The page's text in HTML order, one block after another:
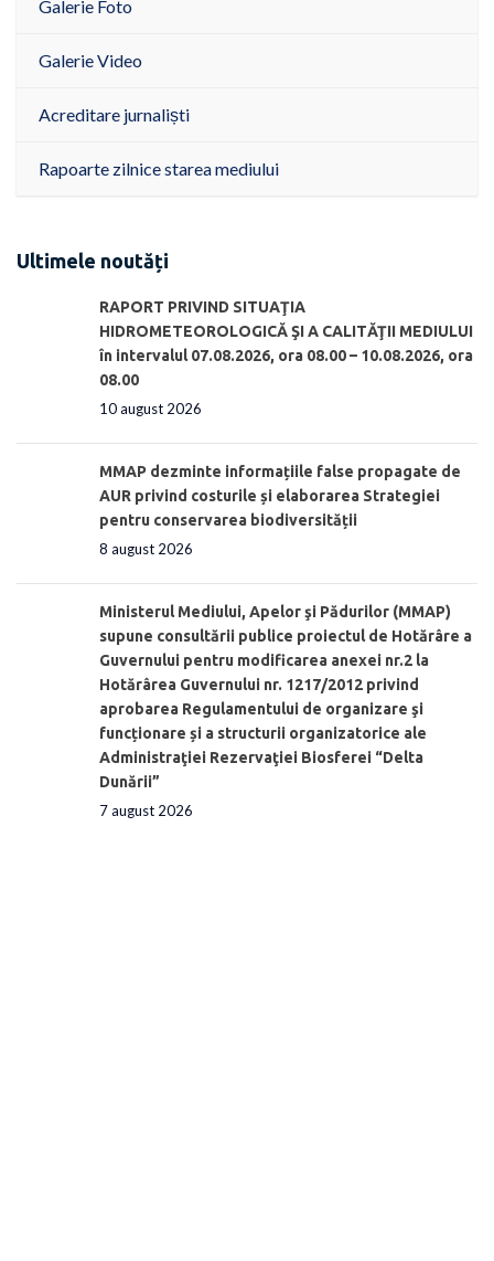
Galerie Foto
Galerie Video
Acreditare jurnaliști
Rapoarte zilnice starea mediului
Ultimele noutăți
RAPORT PRIVIND SITUAŢIA
HIDROMETEOROLOGICĂ ŞI A CALITĂŢII MEDIULUI
în intervalul 07.08.2026, ora 08.00 – 10.08.2026, ora
08.00
10 august 2026
MMAP dezminte informațiile false propagate de
AUR privind costurile și elaborarea Strategiei
pentru conservarea biodiversității
8 august 2026
Ministerul Mediului, Apelor şi Pădurilor (MMAP)
supune consultării publice proiectul de Hotărâre a
Guvernului pentru modificarea anexei nr.2 la
Hotărârea Guvernului nr. 1217/2012 privind
aprobarea Regulamentului de organizare şi
funcționare și a structurii organizatorice ale
Administraţiei Rezervaţiei Biosferei “Delta
Dunării”
7 august 2026